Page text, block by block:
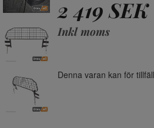
2 419 SEK
Inkl moms
Denna varan kan för